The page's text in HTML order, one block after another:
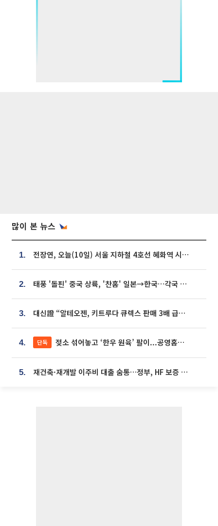
많이 본 뉴스
1. 전장연, 오늘(10일) 서울 지하철 4호선 혜화역 시위…1호선 용산역 무정차
2. 태풍 '돌핀' 중국 상륙, '찬홈' 일본→한국…각국 기상청 예상 경로는?
3. 대신證 “알테오젠, 키트루다 큐렉스 판매 3배 급증…목표가 41만원 상향”
4. 단독 젖소 섞어놓고 ‘한우 원육’ 팔이...공영홈쇼핑 표기·검증 구멍
5. 재건축·재개발 이주비 대출 숨통…정부, HF 보증 신설 추진